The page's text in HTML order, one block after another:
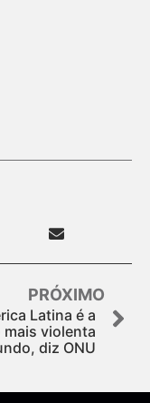
PRÓXIMO
Latina é a
mais violenta
diz ONU